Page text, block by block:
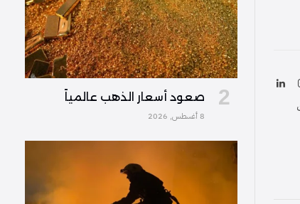
الانستغرام
لينكدإن
صعود أسعار الذهب عالمياً
8 أغسطس, 2026